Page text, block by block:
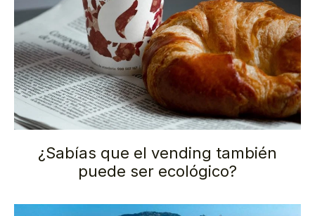
¿Sabías que el vending también
puede ser ecológico?